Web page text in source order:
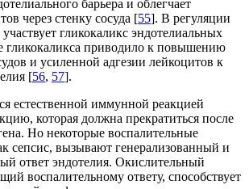
барьера и облегчает
через стенку сосуда [55]. В регуляции
гликокаликс эндотелиальных
гликокаликса приводило к повышению
и усиленной адгезии лейкоцитов к
[56, 57].
естественной иммунной реакцией
которая должна прекратиться после
Но некоторые воспалительные
сепсис, вызывают генерализованный и
ответ эндотелия. Окислительный
воспалительному ответу, способствует